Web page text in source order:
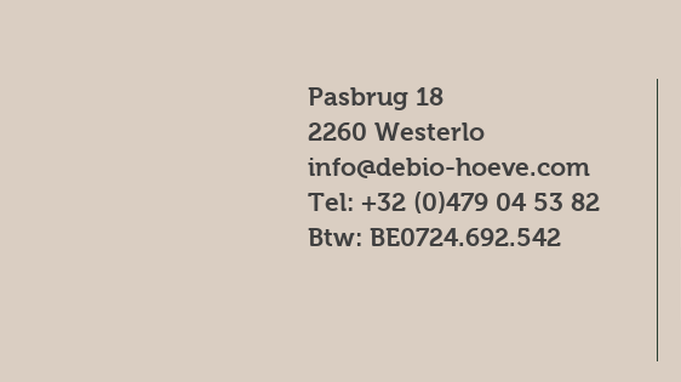
Pasbrug 18
2260 Westerlo
info@debio-hoeve.com
Tel: +32 (0)479 04 53 82
Btw: BE0724.692.542